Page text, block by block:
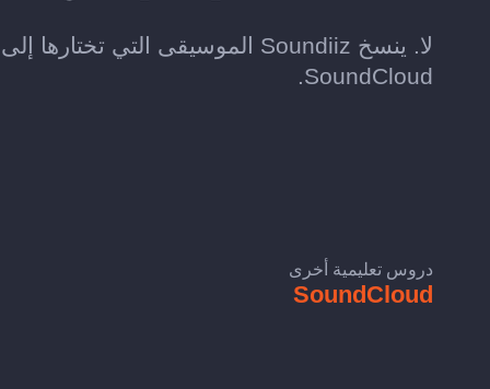
SoundCloud.
دروس تعليمية أخرى
SoundCloud